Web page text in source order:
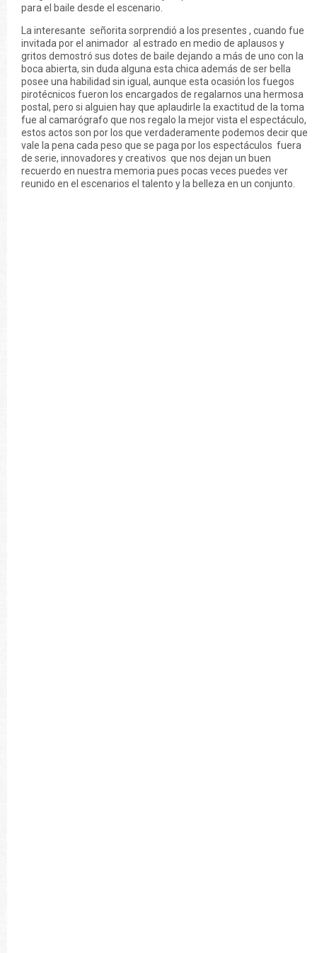
para el baile desde el escenario.
La interesante señorita sorprendió a los presentes , cuando fue
invitada por el animador al estrado en medio de aplausos y
gritos demostró sus dotes de baile dejando a más de uno con la
boca abierta, sin duda alguna esta chica además de ser bella
posee una habilidad sin igual, aunque esta ocasión los fuegos
pirotécnicos fueron los encargados de regalarnos una hermosa
postal, pero si alguien hay que aplaudirle la exactitud de la toma
fue al camarógrafo que nos regalo la mejor vista el espectáculo,
estos actos son por los que verdaderamente podemos decir que
vale la pena cada peso que se paga por los espectáculos fuera
de serie, innovadores y creativos que nos dejan un buen
recuerdo en nuestra memoria pues pocas veces puedes ver
reunido en el escenarios el talento y la belleza en un conjunto.